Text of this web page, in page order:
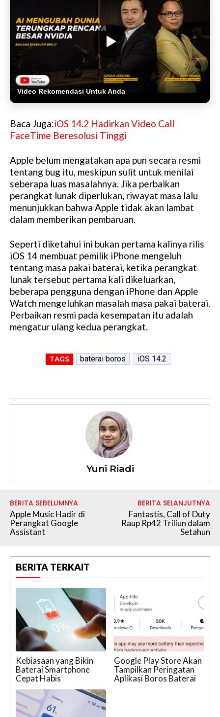
Video Rekomendasi Untuk Anda
Baca Juga:iOS 14.2 Hadirkan Video Call
FaceTime Beresolusi Tinggi
Apple belum mengatakan apa pun secara resmi
tentang bug itu, meskipun sulit untuk menilai
seberapa luas masalahnya. Jika perbaikan
perangkat lunak diperlukan, riwayat masa lalu
menunjukkan bahwa Apple tidak akan lambat
dalam memberikan pembaruan.
Seperti diketahui ini bukan pertama kalinya rilis
iOS 14 membuat pemilik iPhone mengeluh
tentang masa pakai baterai, ketika perangkat
lunak tersebut pertama kali dikeluarkan,
beberapa pengguna dengan iPhone dan Apple
Watch mengeluhkan masalah masa pakai baterai.
Perbaikan resmi pada kesempatan itu adalah
mengatur ulang kedua perangkat.
TAGS baterai boros iOS 14.2
Yuni Riadi
BERITA SEBELUMNYA
Apple Music Hadir di
Perangkat Google
Assistant
BERITA SELANJUTNYA
Fantastis, Call of Duty
Raup Rp42 Triliun dalam
Setahun
BERITA TERKAIT
Kebiasaan yang Bikin
Baterai Smartphone
Cepat Habis
Google Play Store Akan
Tampilkan Peringatan
Aplikasi Boros Baterai